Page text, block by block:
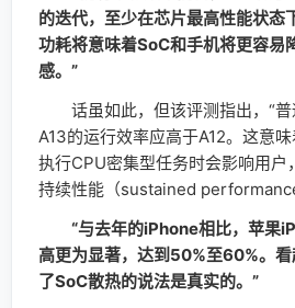
的迭代，至少在芯片最高性能状态
功耗将意味着SoC和手机将更容易
感。”
话虽如此，但该评测指出，“普
A13的运行效率应高于A12。这意
执行CPU密集型任务时会影响用户
持续性能（sustained
“与去年的iPhone相比，苹果
高更为显著，达到50%至60%。
了SoC散热的说法是真实的。”